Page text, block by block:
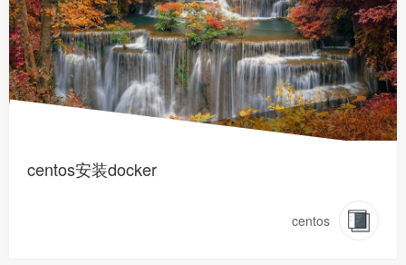
centos安装docker
centos